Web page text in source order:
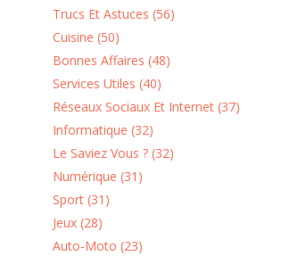
Trucs Et Astuces (56)
Cuisine (50)
Bonnes Affaires (48)
Services Utiles (40)
Réseaux Sociaux Et Internet (37)
Informatique (32)
Le Saviez Vous ? (32)
Numérique (31)
Sport (31)
Jeux (28)
Auto-Moto (23)